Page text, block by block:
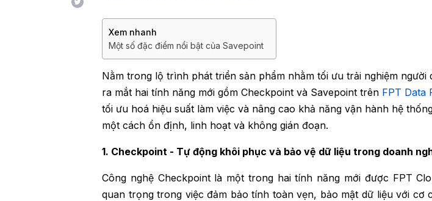
Xem nhanh
Một số đặc điểm nổi bật của Savepoint
Nằm trong lộ trình phát triển sản phẩm nhằm tối ưu trải nghiệm người
ra mắt hai tính năng mới gồm Checkpoint và Savepoint trên FPT Data
tối ưu hoá hiệu suất làm việc và nâng cao khả năng vận hành hệ
một cách ổn định, linh hoạt và không gián đoạn.
1. Checkpoint - Tự động khôi phục và bảo vệ dữ liệu trong doanh
Công nghệ Checkpoint là một trong hai tính năng mới được FPT
quan trọng trong việc đảm bảo tính toàn vẹn, bảo mật dữ liệu với cơ